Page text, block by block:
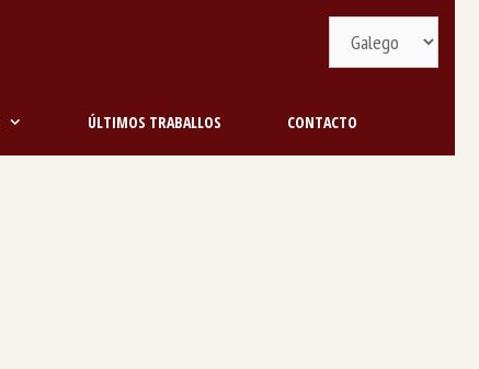
ÚLTIMOS TRABALLOS CONTACTO